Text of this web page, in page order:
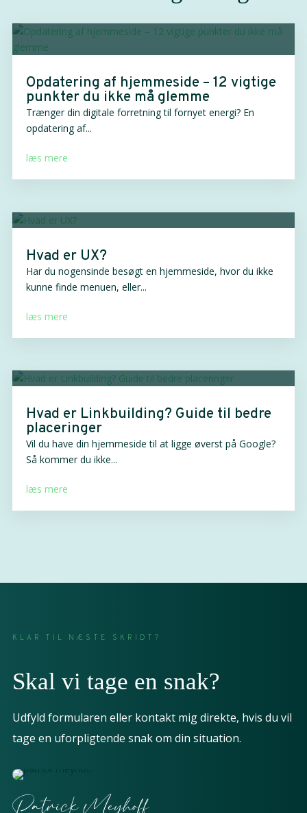
Opdatering af hjemmeside – 12 vigtige
punkter du ikke må glemme
Trænger din digitale forretning til fornyet energi? En
opdatering af...
læs mere
Hvad er UX?
Har du nogensinde besøgt en hjemmeside, hvor du ikke
kunne finde menuen, eller...
læs mere
Hvad er Linkbuilding? Guide til bedre
placeringer
Vil du have din hjemmeside til at ligge øverst på Google?
Så kommer du ikke...
læs mere
KLAR TIL NÆSTE SKRIDT?
Skal vi tage en snak?
Udfyld formularen eller kontakt mig direkte, hvis du vil
tage en uforpligtende snak om din situation.